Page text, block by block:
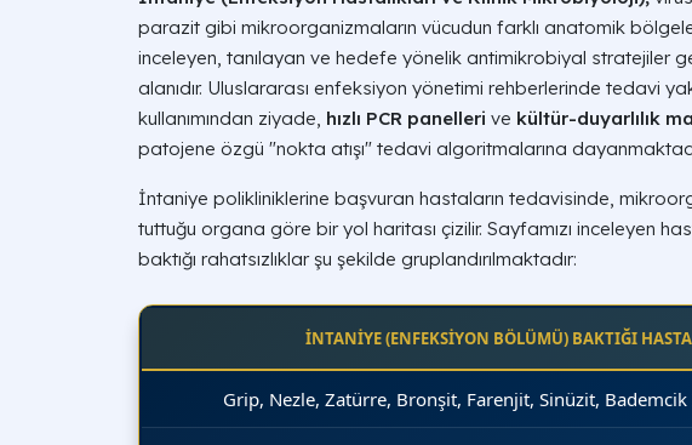
parazit gibi mikroorganizmaların vücudun farklı anatomik
inceleyen, tanılayan ve hedefe yönelik antimikrobiyal stratejiler
alanıdır. Uluslararası enfeksiyon yönetimi rehberlerinde tedavi
kullanımından ziyade, hızlı PCR panelleri ve kültür-duyarlılık
patojene özgü "nokta atışı" tedavi algoritmalarına
İntaniye polikliniklerine başvuran hastaların tedavisinde,
tuttuğu organa göre bir yol haritası çizilir. Sayfamızı inceleyen
baktığı rahatsızlıklar şu şekilde gruplandırılmaktadır:
İNTANİYE (ENFEKSİYON BÖLÜMÜ) BAKTIĞI
Grip, Nezle, Zatürre, Bronşit, Farenjit, Sinüzit,